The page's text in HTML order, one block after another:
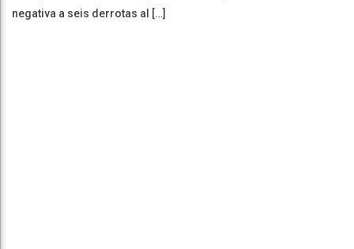
negativa a seis derrotas al […]